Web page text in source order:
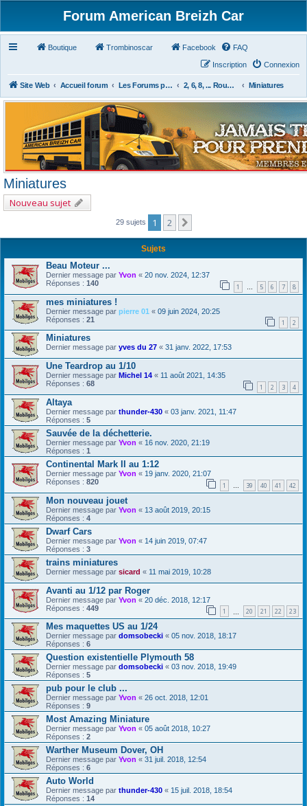
Forum American Breizh Car
Boutique Trombinoscar Facebook FAQ
Connexion
Inscription
Site Web Accueil forum Les Forums par Passion 2, 6, 8, ... Roues & Autres Miniatures
Miniatures
Nouveau sujet
29 sujets 1 2
Sujets
Beau Moteur ...
Dernier message par Yvon « 20 nov. 2024, 12:37
Réponses : 140 1 … 5 6 7 8
mes miniatures !
Dernier message par pierre 01 « 09 juin 2024, 20:25
Réponses : 21 1 2
Miniatures
Dernier message par yves du 27 « 31 janv. 2022, 17:53
Une Teardrop au 1/10
Dernier message par Michel 14 « 11 août 2021, 14:35
Réponses : 68 1 2 3 4
Altaya
Dernier message par thunder-430 « 03 janv. 2021, 11:47
Réponses : 5
Sauvée de la déchetterie.
Dernier message par Yvon « 16 nov. 2020, 21:19
Réponses : 1
Continental Mark II au 1:12
Dernier message par Yvon « 19 janv. 2020, 21:07
Réponses : 820 1 … 39 40 41 42
Mon nouveau jouet
Dernier message par Yvon « 13 août 2019, 20:15
Réponses : 4
Dwarf Cars
Dernier message par Yvon « 14 juin 2019, 07:47
Réponses : 3
trains miniatures
Dernier message par sicard « 11 mai 2019, 10:28
Avanti au 1/12 par Roger
Dernier message par Yvon « 20 déc. 2018, 12:17
Réponses : 449 1 20 21 22 23
Mes maquettes US au 1/24
Dernier message par domsobecki « 05 nov. 2018, 18:17
Réponses : 6
Question existentielle Plymouth 58
Dernier message par domsobecki « 03 nov. 2018, 19:49
Réponses : 5
pub pour le club ...
Dernier message par Yvon « 26 oct. 2018, 12:01
Réponses : 9
Most Amazing Miniature
Dernier message par Yvon « 05 août 2018, 10:27
Réponses : 2
Warther Museum Dover, OH
Dernier message par Yvon « 31 juil. 2018, 12:54
Réponses : 6
Auto World
Dernier message par thunder-430 « 15 juil. 2018, 18:54
Réponses : 14